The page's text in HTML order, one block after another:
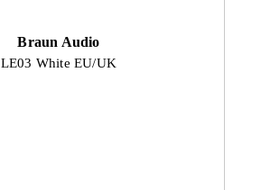
Braun Audio
LE03 White EU/UK